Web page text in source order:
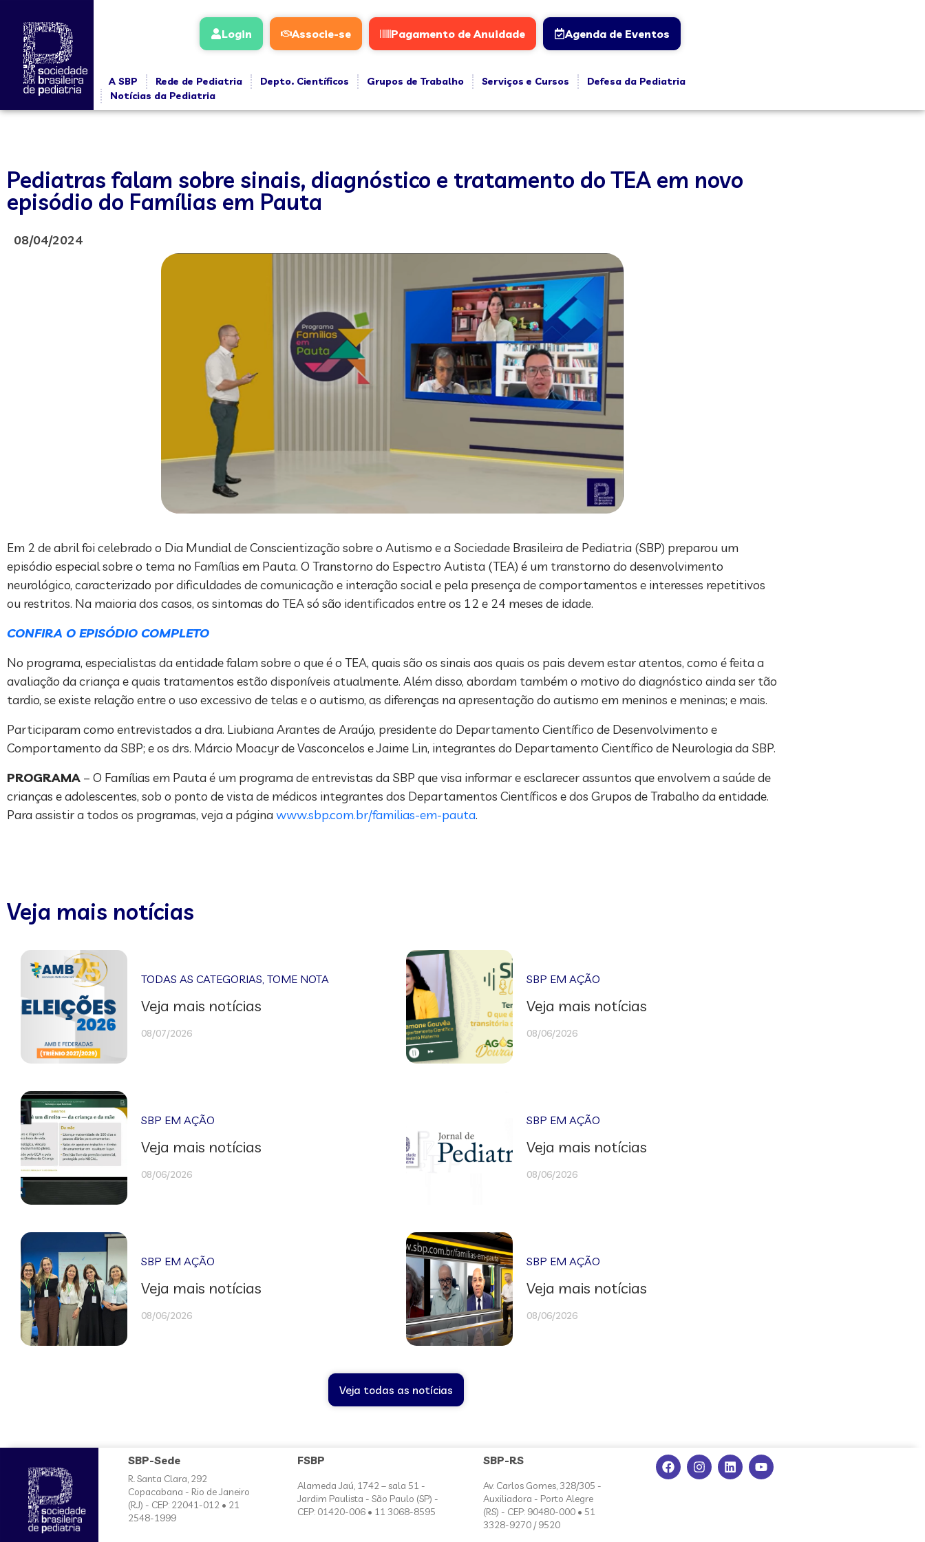
Login Associe-se Pagamento de Anuidade Agenda de Eventos
A SBP Rede de Pediatria Depto. Científicos Grupos de Trabalho Serviços e Cursos
Defesa da Pediatria
Notícias da Pediatria
Pediatras falam sobre sinais, diagnóstico e tratamento do TEA em novo
episódio do Famílias em Pauta
08/04/2024
Em 2 de abril foi celebrado o Dia Mundial de Conscientização sobre o Autismo e a Sociedade Brasileira de Pediatria (SBP) preparou um
episódio especial sobre o tema no Famílias em Pauta. O Transtorno do Espectro Autista (TEA) é um transtorno do desenvolvimento
neurológico, caracterizado por dificuldades de comunicação e interação social e pela presença de comportamentos e interesses repetitivos
ou restritos. Na maioria dos casos, os sintomas do TEA só são identificados entre os 12 e 24 meses de idade.
CONFIRA O EPISÓDIO COMPLETO
No programa, especialistas da entidade falam sobre o que é o TEA, quais são os sinais aos quais os pais devem estar atentos, como é feita a
avaliação da criança e quais tratamentos estão disponíveis atualmente. Além disso, abordam também o motivo do diagnóstico ainda ser tão
tardio, se existe relação entre o uso excessivo de telas e o autismo, as diferenças na apresentação do autismo em meninos e meninas; e mais.
Participaram como entrevistados a dra. Liubiana Arantes de Araújo, presidente do Departamento Científico de Desenvolvimento e
Comportamento da SBP; e os drs. Márcio Moacyr de Vasconcelos e Jaime Lin, integrantes do Departamento Científico de Neurologia da SBP.
PROGRAMA – O Famílias em Pauta é um programa de entrevistas da SBP que visa informar e esclarecer assuntos que envolvem a saúde de
crianças e adolescentes, sob o ponto de vista de médicos integrantes dos Departamentos Científicos e dos Grupos de Trabalho da entidade.
Para assistir a todos os programas, veja a página www.sbp.com.br/familias-em-pauta.
Veja mais notícias
TODAS AS CATEGORIAS,TOME NOTA
Veja mais notícias
08/07/2026
SBP EM AÇÃO
Veja mais notícias
08/06/2026
SBP EM AÇÃO
Veja mais notícias
08/06/2026
SBP EM AÇÃO
Veja mais notícias
08/06/2026
SBP EM AÇÃO
Veja mais notícias
08/06/2026
SBP EM AÇÃO
Veja mais notícias
08/06/2026
Veja todas as notícias
SBP-Sede
R. Santa Clara, 292
Copacabana - Rio de Janeiro
(RJ) - CEP: 22041-012 • 21
2548-1999
FSBP
Alameda Jaú, 1742 – sala 51 -
Jardim Paulista - São Paulo (SP) -
CEP: 01420-006 • 11 3068-8595
SBP-RS
Av. Carlos Gomes, 328/305 -
Auxiliadora - Porto Alegre
(RS) - CEP: 90480-000 • 51
3328-9270 / 9520